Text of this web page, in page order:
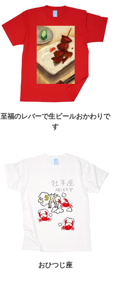
至福のレバーで生ビールおかわりで
す
おひつじ座